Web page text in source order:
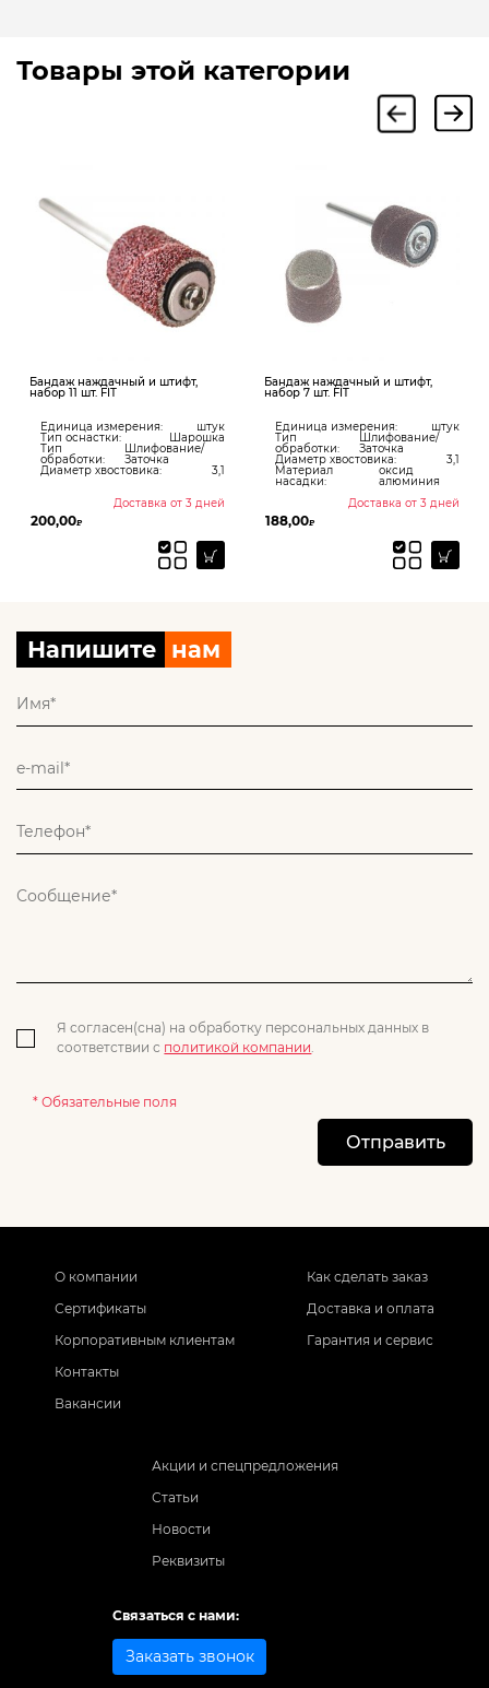
Товары этой категории
Бандаж наждачный и штифт,
набор 11 шт. FIT
Единица измерения: штук
Тип оснастки: Шарошка
Тип
обработки:
Шлифование/
Заточка
Диаметр хвостовика: 3,1
Доставка от 3 дней
200,00₽
Бандаж наждачный и штифт,
набор 7 шт. FIT
Единица измерения: штук
Тип
обработки:
Шлифование/
Заточка
Диаметр хвостовика: 3,1
Материал
насадки:
оксид
алюминия
Доставка от 3 дней
188,00₽
Напишите нам
Я согласен(сна) на обработку персональных данных в
соответствии с политикой компании.
* Обязательные поля
Отправить
О компании
Сертификаты
Корпоративным клиентам
Контакты
Вакансии
Как сделать заказ
Доставка и оплата
Гарантия и сервис
Акции и спецпредложения
Статьи
Новости
Реквизиты
Связаться с нами:
Заказать звонок